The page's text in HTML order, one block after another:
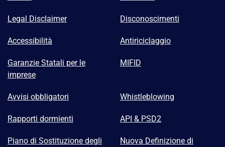
Legal Disclaimer Disconoscimenti
Accessibilità Antiriciclaggio
Garanzie Statali per le
imprese
MIFID
Avvisi obbligatori Whistleblowing
Rapporti dormienti API & PSD2
Piano di Sostituzione degli
Nuova Definizione di